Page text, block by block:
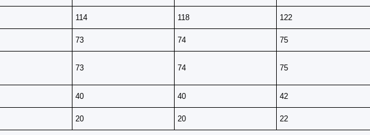
114 118 122
73 74 75
73 74 75
40 40 42
20 20 22